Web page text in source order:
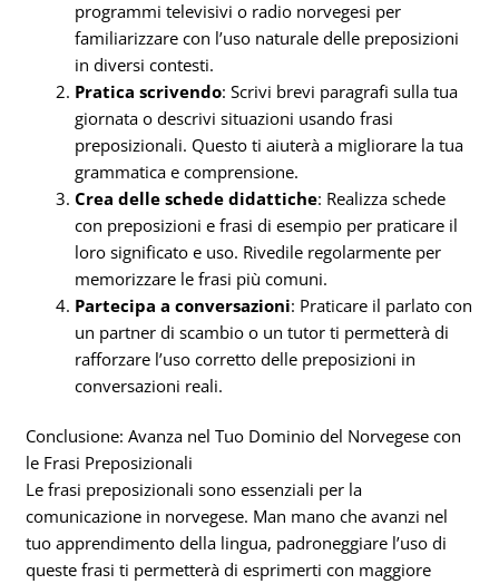
programmi televisivi o radio norvegesi per
familiarizzare con l’uso naturale delle preposizioni
in diversi contesti.
Pratica scrivendo: Scrivi brevi paragrafi sulla tua
giornata o descrivi situazioni usando frasi
preposizionali. Questo ti aiuterà a migliorare la tua
grammatica e comprensione.
Crea delle schede didattiche: Realizza schede
con preposizioni e frasi di esempio per praticare il
loro significato e uso. Rivedile regolarmente per
memorizzare le frasi più comuni.
Partecipa a conversazioni: Praticare il parlato con
un partner di scambio o un tutor ti permetterà di
rafforzare l’uso corretto delle preposizioni in
conversazioni reali.
Conclusione: Avanza nel Tuo Dominio del Norvegese con
le Frasi Preposizionali
Le frasi preposizionali sono essenziali per la
comunicazione in norvegese. Man mano che avanzi nel
tuo apprendimento della lingua, padroneggiare l’uso di
queste frasi ti permetterà di esprimerti con maggiore